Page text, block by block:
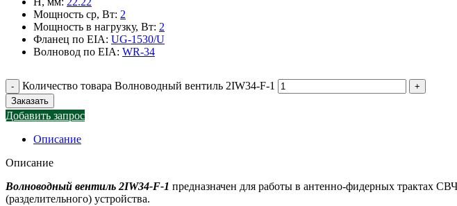
Мощность ср, Вт: 2
Мощность в нагрузку, Вт: 2
Фланец по EIA: UG-1530/U
Волновод по EIA: WR-34
Количество товара Волноводный вентиль 2IW34-F-1
Заказать
Добавить запрос
Описание
Описание
Волноводный вентиль 2IW34-F-1 предназначен для работы в антенно-фидерных трактах
(разделительного) устройства.